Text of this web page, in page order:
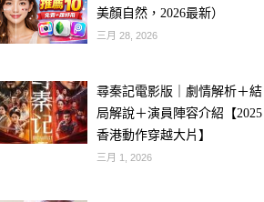
美顏自然，2026最新）
三月 28, 2026
尋秦記電影版｜劇情解析＋結
局解說＋演員陣容介紹【2025
香港動作穿越大片】
三月 1, 2026